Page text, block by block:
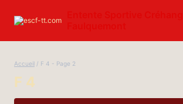
contenu
Accueil / F 4 - Page 2
F 4